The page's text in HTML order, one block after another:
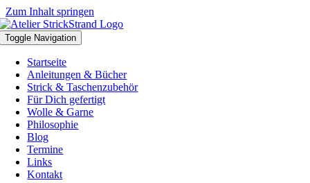
Zum Inhalt springen
Toggle Navigation
Startseite
Anleitungen & Bücher
Strick & Taschenzubehör
Für Dich gefertigt
Wolle & Garne
Philosophie
Blog
Termine
Links
Kontakt